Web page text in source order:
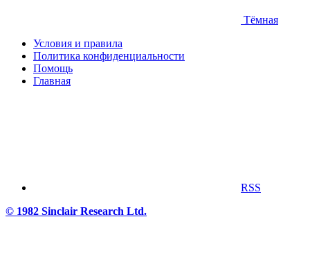
Тёмная
Условия и правила
Политика конфиденциальности
Помощь
Главная
RSS
© 1982 Sinclair Research Ltd.